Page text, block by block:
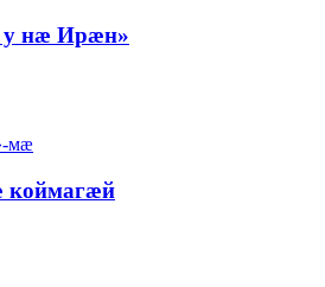
у нӕ Ирӕн»
мæ